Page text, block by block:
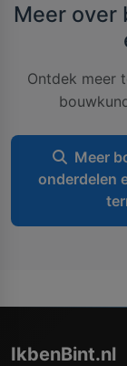
Meer over
Ontdek meer
Meer
onderdelen
IkbenBint.nl